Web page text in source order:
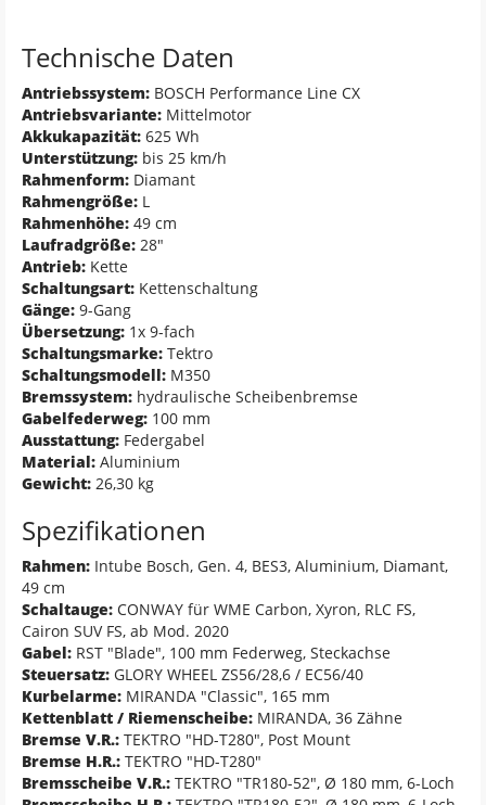
Technische Daten
Antriebssystem: BOSCH Performance Line CX
Antriebsvariante: Mittelmotor
Akkukapazität: 625 Wh
Unterstützung: bis 25 km/h
Rahmenform: Diamant
Rahmengröße: L
Rahmenhöhe: 49 cm
Laufradgröße: 28"
Antrieb: Kette
Schaltungsart: Kettenschaltung
Gänge: 9-Gang
Übersetzung: 1x 9-fach
Schaltungsmarke: Tektro
Schaltungsmodell: M350
Bremssystem: hydraulische Scheibenbremse
Gabelfederweg: 100 mm
Ausstattung: Federgabel
Material: Aluminium
Gewicht: 26,30 kg
Spezifikationen
Rahmen: Intube Bosch, Gen. 4, BES3, Aluminium, Diamant,
49 cm
Schaltauge: CONWAY für WME Carbon, Xyron, RLC FS,
Cairon SUV FS, ab Mod. 2020
Gabel: RST "Blade", 100 mm Federweg, Steckachse
Steuersatz: GLORY WHEEL ZS56/28,6 / EC56/40
Kurbelarme: MIRANDA "Classic", 165 mm
Kettenblatt / Riemenscheibe: MIRANDA, 36 Zähne
Bremse V.R.: TEKTRO "HD-T280", Post Mount
Bremse H.R.: TEKTRO "HD-T280"
Bremsscheibe V.R.: TEKTRO "TR180-52", Ø 180 mm, 6-Loch